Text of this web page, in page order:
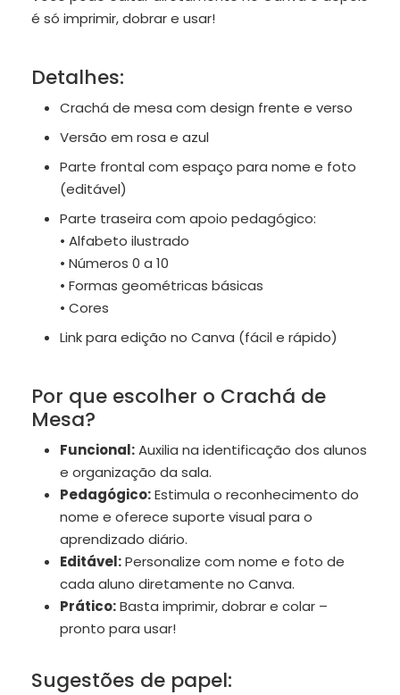
é só imprimir, dobrar e usar!
Detalhes:
Crachá de mesa com design frente e verso
Versão em rosa e azul
Parte frontal com espaço para nome e foto
(editável)
Parte traseira com apoio pedagógico:
• Alfabeto ilustrado
• Números 0 a 10
• Formas geométricas básicas
• Cores
Link para edição no Canva (fácil e rápido)
Por que escolher o Crachá de
Mesa?
Funcional:Auxilia na identificação dos alunos
e organização da sala.
Pedagógico:Estimula o reconhecimento do
nome e oferece suporte visual para o
aprendizado diário.
Editável:Personalize com nome e foto de
cada aluno diretamente no Canva.
Prático:Basta imprimir, dobrar e colar –
pronto para usar!
Sugestões de papel: